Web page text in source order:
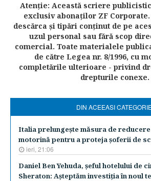
Atenţie: Această scriere
exclusiv abonaţilor ZF
descărca şi tipări conţinut de pe
uzul personal sau fără scop
comercial. Toate materialele
de către Legea nr. 8/1996, cu
completările ulterioare - privind
drepturile conexe.
DIN ACEEASI
Italia prelungeşte măsura de reducere
motorină pentru a proteja şoferii de
ieri, 21:06
Daniel Ben Yehuda, şeful hotelului de
Sheraton: Aşteptăm investiţia în noul